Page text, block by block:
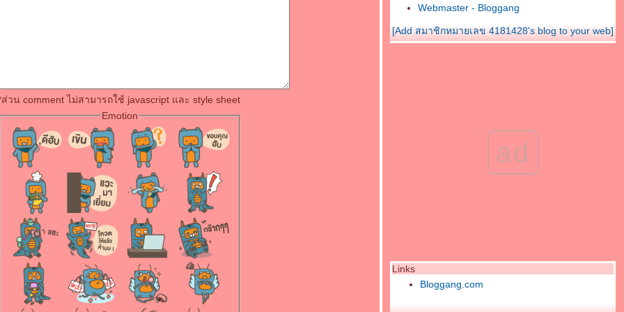
ส่วน comment ไม่สามารถใช้ javascript และ style sheet
Emotion
Webmaster - Bloggang
[Add สมาชิกหมายเลข 4181428's blog to your web]
ad
Links
Bloggang.com